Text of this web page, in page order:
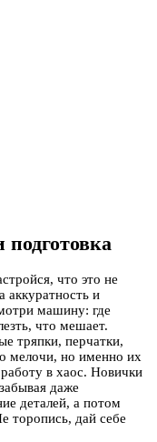
подготовка
что это не
аккуратность и
машину: где
что мешает.
тряпки, перчатки,
мелочи, но именно их
в хаос. Новички
даже
деталей, а потом
торопись, дай себе